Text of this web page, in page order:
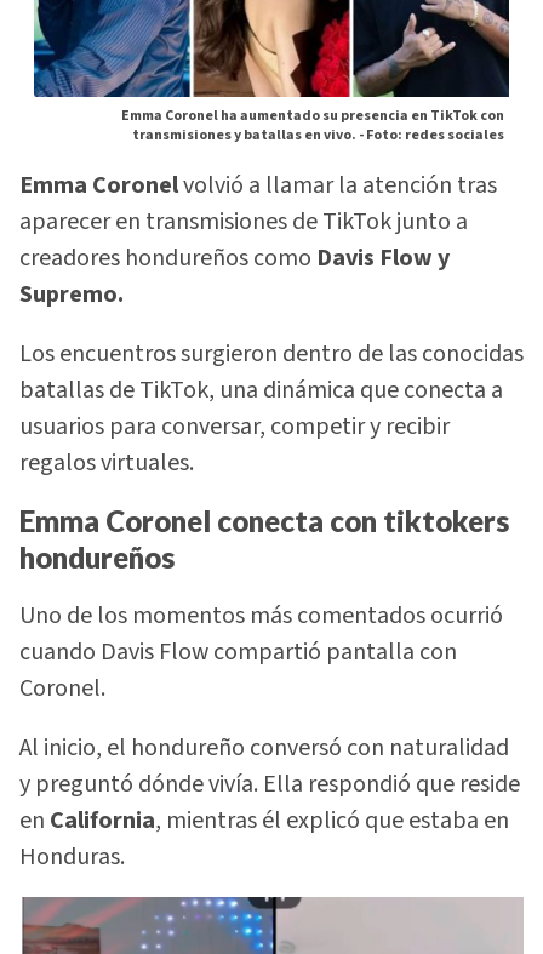
Emma Coronel ha aumentado su presencia en TikTok con
transmisiones y batallas en vivo. -Foto: redes sociales
Emma Coronelvolvió a llamar la atención tras
aparecer en transmisiones de TikTok junto a
creadores hondureños como Davis Flow y
Supremo.
Los encuentros surgieron dentro de las conocidas
batallas de TikTok, una dinámica que conecta a
usuarios para conversar, competir y recibir
regalos virtuales.
Emma Coronel conecta con tiktokers
hondureños
Uno de los momentos más comentados ocurrió
cuando Davis Flow compartió pantalla con
Coronel.
Al inicio, el hondureño conversó con naturalidad
y preguntó dónde vivía. Ella respondió que reside
en California, mientras él explicó que estaba en
Honduras.